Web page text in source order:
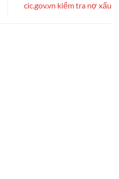
cic.gov.vn kiểm tra nợ xấu